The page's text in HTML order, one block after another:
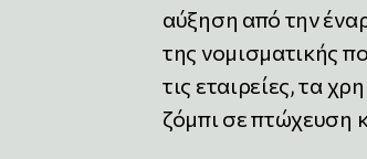
αύξηση από την
της νομισματικής
τις εταιρείες, τα
ζόμπι σε πτώχευση